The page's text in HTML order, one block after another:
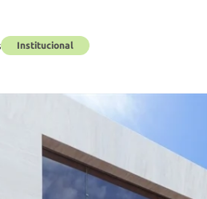
Institucional